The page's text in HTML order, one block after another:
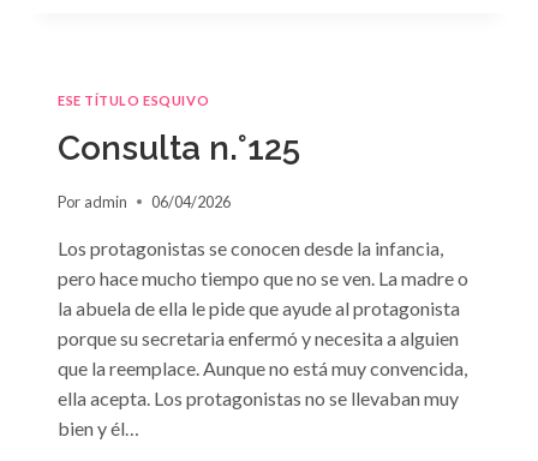
ESE TÍTULO ESQUIVO
Consulta n.°125
Por admin 06/04/2026
Los protagonistas se conocen desde la infancia,
pero hace mucho tiempo que no se ven. La madre o
la abuela de ella le pide que ayude al protagonista
porque su secretaria enfermó y necesita a alguien
que la reemplace. Aunque no está muy convencida,
ella acepta. Los protagonistas no se llevaban muy
bien y él…